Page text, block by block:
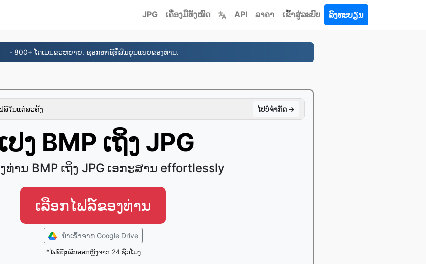
JPG ເຄື່ອງມືທັງໝົດ API ລາຄາ ເຂົ້າ​ສູ່​ລະ​ບົບ ລົງທະບຽນ
- 800+ ໂດເມນຂະຫຍາຍ. ຊອກຫາຊື່ທີ່ສົມບູນແບບຂອງທ່ານ.
ລ໌ໃນແຕ່ລະຄັ້ງ ໄປ​ບໍ່​ຈໍາກັດ →
ປງ BMP ເຖິງ JPG
ທ່ານ BMP ເຖິງ JPG ເອ​ກະ​ສານ effortlessly
ເລືອກໄຟລ໌ຂອງທ່ານ
ນໍາເຂົ້າ​ຈາກ Google Drive
*ໄຟລ໌ຖືກລຶບອອກຫຼັງຈາກ 24 ຊົ່ວໂມງ